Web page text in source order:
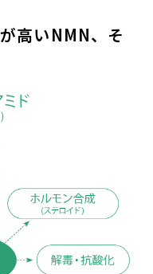
高いNMN、そ